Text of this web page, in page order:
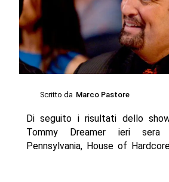
Scritto da Marco Pastore
Di seguito i risultati dello
Tommy Dreamer ieri sera
Pennsylvania, House of